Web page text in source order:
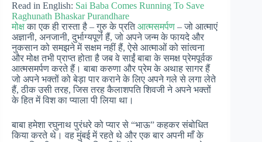
Read in English: Sai Baba Comes Running To Save
Raghunath Bhaskar Purandhare
मोक्षका एक ही रास्ता है – गुरु के प्रतिआत्मसमर्पण – जो आत्माएं
अज्ञानी, अनजानी, दुर्भाग्यपूर्ण हैं, जो अपने जन्म के फायदे और
नुकसान को समझने में सक्षम नहीं हैं, ऐसे आत्माओं को सांत्वना
और मोक्ष तभी प्राप्त होता है जब वे साईं बाबा के समक्ष प्रेमपूर्वक
आत्मसमर्पण करते हैं। बाबा करुणा और प्रेम के अथाह सागर हैं
जो अपने भक्तों को बेड़ा पार कराने के लिए अपने गले से लगा लेते
हैं, ठीक उसी तरह, जिस तरह कैलाशपति शिवजी ने अपने भक्तों
के हित में विश का प्याला पी लिया था।
बाबा हमेशा रघुनाथ पुरंधरे को प्यार से “भाऊ” कहकर संबोधित
किया करते थे। वह मुंबई में रहते थे और एक बार अपनी माँ के